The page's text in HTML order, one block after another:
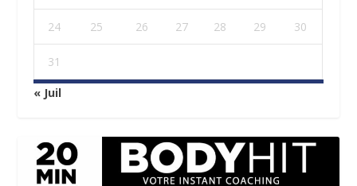
24 25 26 27 28 29 30
31
« Juil